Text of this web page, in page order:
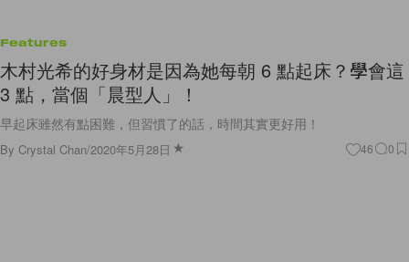
Features
木村光希的好身材是因為她每朝 6 點起床？學會這
3 點，當個「晨型人」！
早起床雖然有點困難，但習慣了的話，時間其實更好用！
By Crystal Chan/2020年5月28日 46 0